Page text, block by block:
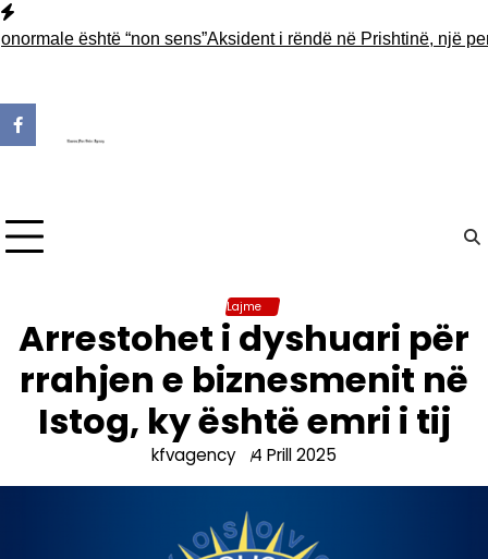
Skip
to
është “non sens”Aksident i rëndë në Prishtinë, një person
Lajme
Arrestohet i dyshuari për
rrahjen e biznesmenit në
Istog, ky është emri i tij
kfvagency 4 Prill 2025